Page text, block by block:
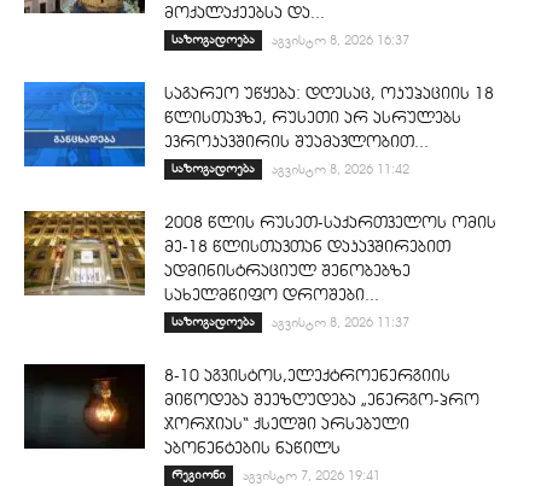
მოქალაქეებსა და...
საზოგადოება აგვისტო 8, 2026 16:37
საგარეო უწყება: დღესაც, ოკუპაციის 18
წლისთავზე, რუსეთი არ ასრულებს
ევროკავშირის შუამავლობით...
საზოგადოება აგვისტო 8, 2026 11:42
2008 წლის რუსეთ-საქართველოს ომის
მე-18 წლისთავთან დაკავშირებით
ადმინისტრაციულ შენობებზე
სახელმწიფო დროშები...
საზოგადოება აგვისტო 8, 2026 11:37
8-10 აგვისტოს,ელექტროენერგიის
მიწოდება შეეზღუდება „ენერგო-პრო
ჯორჯიას“ ქსელში არსებული
აბონენტების ნაწილს
რეგიონი აგვისტო 7, 2026 19:41